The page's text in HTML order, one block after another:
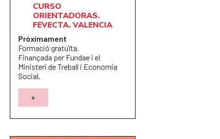
CURSO
ORIENTADORAS.
FEVECTA. VALENCIA
Pròximament
Formació gratuïta.
Finançada per Fundae i el
Ministeri de Treball i Economia
Social.
+